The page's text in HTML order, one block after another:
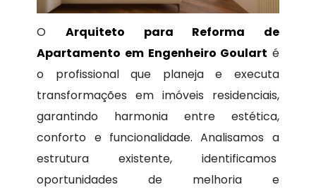
O Arquiteto para Reforma de
Apartamento em Engenheiro Goulart é
o profissional que planeja e executa
transformações em imóveis residenciais,
garantindo harmonia entre estética,
conforto e funcionalidade. Analisamos a
estrutura existente, identificamos
oportunidades de melhoria e